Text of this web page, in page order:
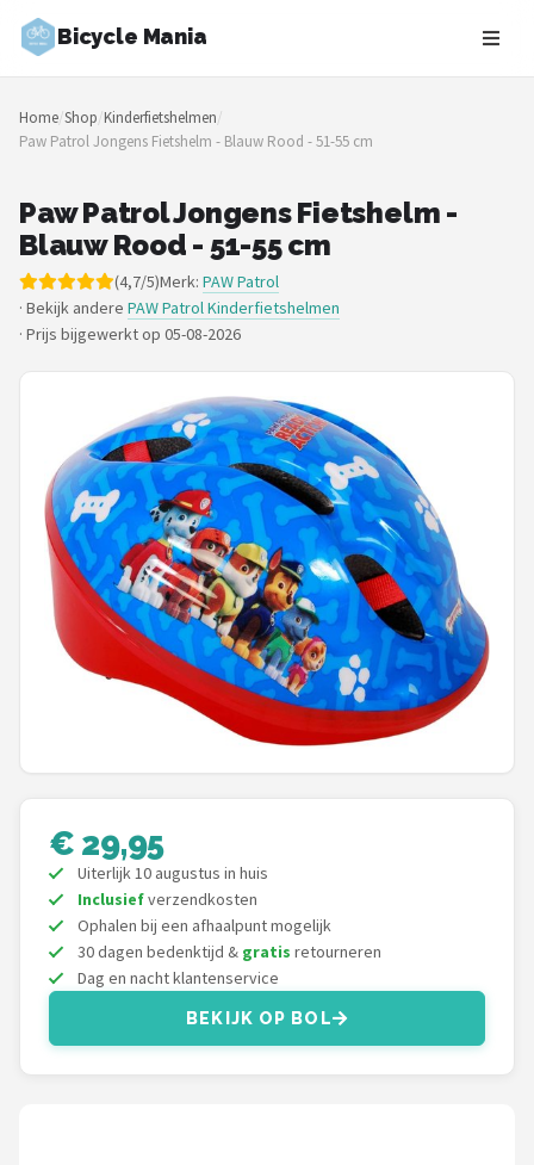
Bicycle Mania
Zoeken
NAVIGATIE
Merken
Blog
Fietsroutes
Kinderfietsen
Stadsfietsen
Elektrische fietsen
Mountainbikes
Shop
POPULAIRE MERKEN
ABUS
AXA
New Looxs
Schwalbe
Home/Shop/Kinderfietshelmen/
Paw Patrol Jongens Fietshelm - Blauw Rood - 51-55 cm
Paw Patrol Jongens Fietshelm -
Blauw Rood - 51-55 cm
(4,7/5)Merk: PAW Patrol
· Bekijk andere PAW Patrol Kinderfietshelmen
· Prijs bijgewerkt op 05-08-2026
€ 29,95
Uiterlijk 10 augustus in huis
Inclusiefverzendkosten
Ophalen bij een afhaalpunt mogelijk
30 dagen bedenktijd & gratis retourneren
Dag en nacht klantenservice
BEKIJK OP BOL